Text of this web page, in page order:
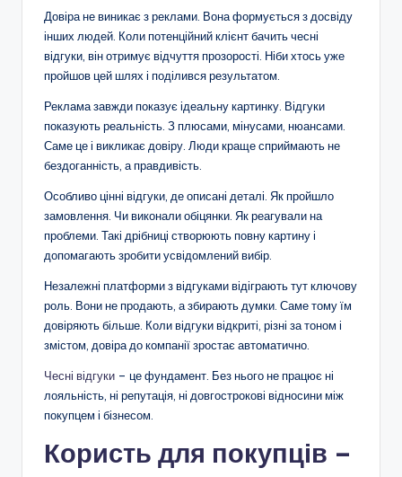
Довіра не виникає з реклами. Вона формується з досвіду
інших людей. Коли потенційний клієнт бачить чесні
відгуки, він отримує відчуття прозорості. Ніби хтось уже
пройшов цей шлях і поділився результатом.
Реклама завжди показує ідеальну картинку. Відгуки
показують реальність. З плюсами, мінусами, нюансами.
Саме це і викликає довіру. Люди краще сприймають не
бездоганність, а правдивість.
Особливо цінні відгуки, де описані деталі. Як пройшло
замовлення. Чи виконали обіцянки. Як реагували на
проблеми. Такі дрібниці створюють повну картину і
допомагають зробити усвідомлений вибір.
Незалежні платформи з відгуками відіграють тут ключову
роль. Вони не продають, а збирають думки. Саме тому їм
довіряють більше. Коли відгуки відкриті, різні за тоном і
змістом, довіра до компанії зростає автоматично.
Чесні відгуки – це фундамент. Без нього не працює ні
лояльність, ні репутація, ні довгострокові відносини між
покупцем і бізнесом.
Користь для покупців –